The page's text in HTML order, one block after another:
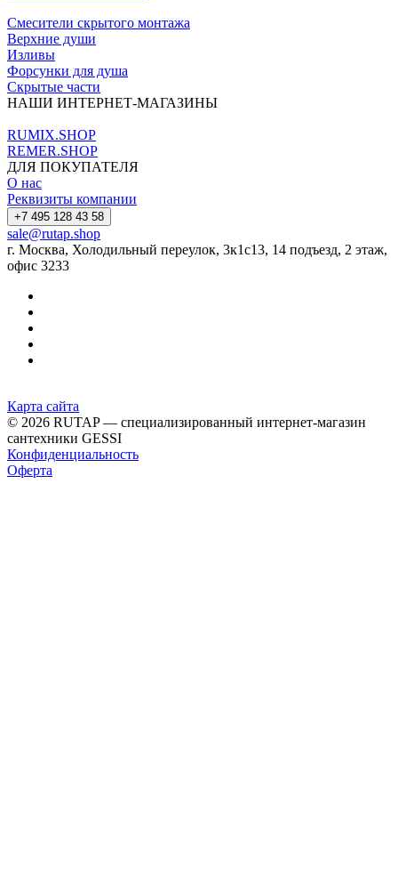
Смесители скрытого монтажа
Верхние души
Изливы
Форсунки для душа
Скрытые части
НАШИ ИНТЕРНЕТ-МАГАЗИНЫ
RUMIX.SHOP
REMER.SHOP
ДЛЯ ПОКУПАТЕЛЯ
О нас
Реквизиты компании
+7 495 128 43 58
sale@rutap.shop
г. Москва, Холодильный переулок, 3к1с13, 14 подъезд, 2 этаж,
офис 3233
Карта сайта
© 2026 RUTAP — специализированный интернет-магазин
сантехники GESSI
Конфиденциальность
Оферта